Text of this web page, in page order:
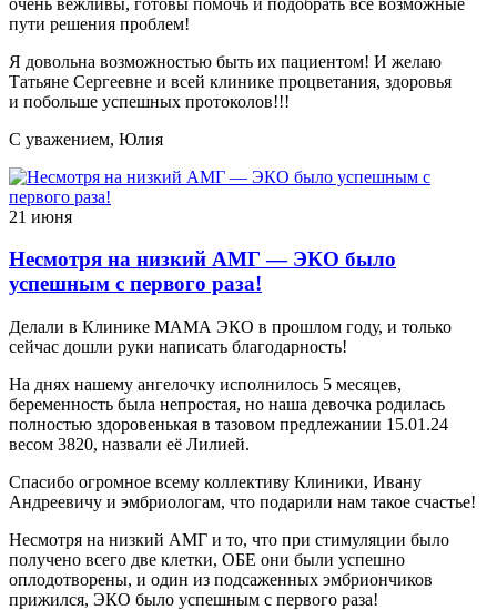
пути решения проблем!
Я довольна возможностью быть их пациентом! И желаю
Татьяне Сергеевне и всей клинике процветания, здоровья
и побольше успешных протоколов!!!
С уважением, Юлия
21 июня
Несмотря на низкий АМГ — ЭКО было
успешным с первого раза!
Делали в Клинике МАМА ЭКО в прошлом году, и только
сейчас дошли руки написать благодарность!
На днях нашему ангелочку исполнилось 5 месяцев,
беременность была непростая, но наша девочка родилась
полностью здоровенькая в тазовом предлежании 15.01.24
весом 3820, назвали её Лилией.
Спасибо огромное всему коллективу Клиники, Ивану
Андреевичу и эмбриологам, что подарили нам такое счастье!
Несмотря на низкий АМГ и то, что при стимуляции было
получено всего две клетки, ОБЕ они были успешно
оплодотворены, и один из подсаженных эмбриончиков
прижился, ЭКО было успешным с первого раза!